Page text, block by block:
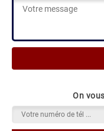
On